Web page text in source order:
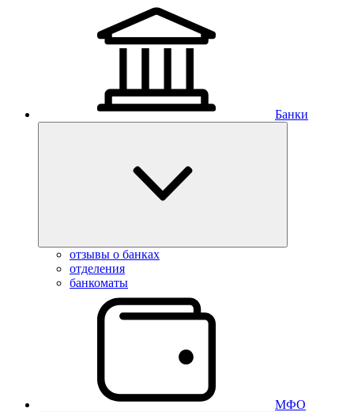
Банки
отзывы о банках
отделения
банкоматы
МФО